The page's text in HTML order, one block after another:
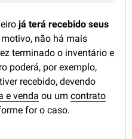
já terá recebido seus
não há mais
terminado o inventário e
poderá, por exemplo,
recebido, devendo
e venda ou umcontrato
for o caso.